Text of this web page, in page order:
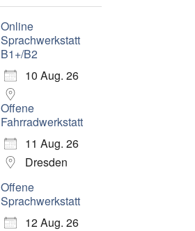
Online
Sprachwerkstatt
B1+/B2
10 Aug. 26
Offene
Fahrradwerkstatt
11 Aug. 26
Dresden
Offene
Sprachwerkstatt
12 Aug. 26